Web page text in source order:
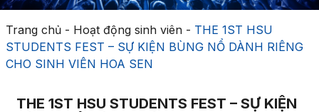
Trang chủ- Hoạt động sinh viên- THE 1ST HSU
STUDENTS FEST – SỰ KIỆN BÙNG NỔ DÀNH RIÊNG
CHO SINH VIÊN HOA SEN
THE 1ST HSU STUDENTS FEST – SỰ KIỆN